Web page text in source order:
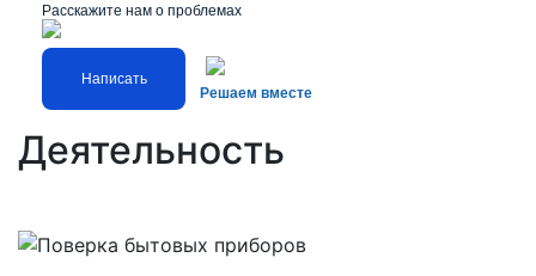
Расскажите нам о проблемах
Написать
Решаем вместе
Деятельность